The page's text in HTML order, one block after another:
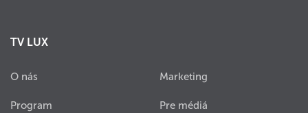
TV LUX
O nás
Program
Marketing
Pre médiá